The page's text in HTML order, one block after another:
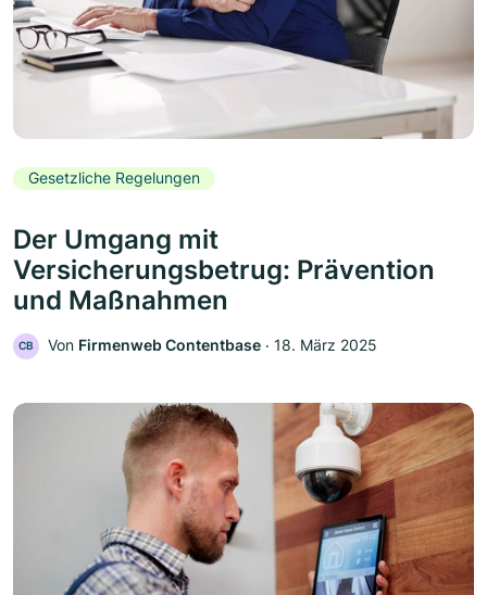
Gesetzliche Regelungen
Der Umgang mit
Versicherungsbetrug: Prävention
und Maßnahmen
CB Von Firmenweb Contentbase ‧ 18. März 2025